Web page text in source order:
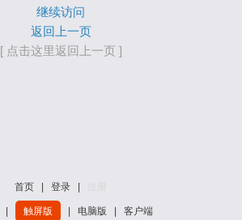
继续访问
返回上一页
[ 点击这里返回上一页 ]
首页 登录
触屏版 电脑版
客户端